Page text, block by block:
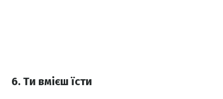
6. Ти вмієш їсти